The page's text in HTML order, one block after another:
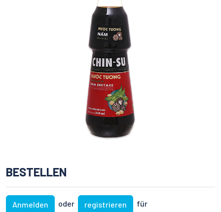
BESTELLEN
Anmelden oder registrieren
für